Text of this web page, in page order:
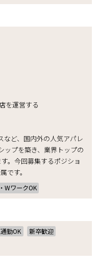
を運営する
など、国内外の人気アパレ
ップを築き、業界トップの
。今回募集するポジショ
です。
WワークOK
勤OK
新卒歓迎